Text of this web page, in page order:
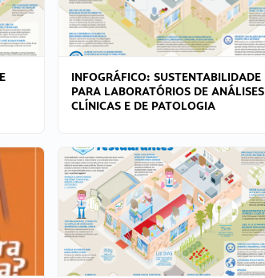
INFOGRÁFICO: SUSTENTABILIDADE
PARA LABORATÓRIOS DE ANÁLISES
CLÍNICAS E DE PATOLOGIA